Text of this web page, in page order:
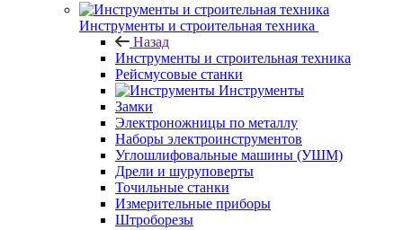
Инструменты и строительная техника
Назад
Инструменты и строительная техника
Рейсмусовые станки
Инструменты
Замки
Электроножницы по металлу
Наборы электроинструментов
Углошлифовальные машины (УШМ)
Дрели и шуруповерты
Точильные станки
Измерительные приборы
Штроборезы